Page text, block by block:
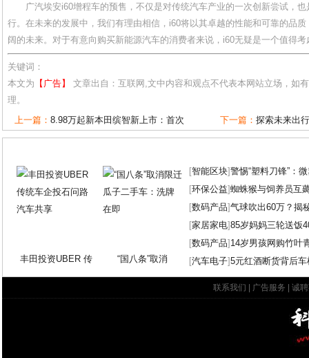
广汽埃安i60增程车的预售，不仅是对传统汽车产业的一次创新尝试，
行。在未来的发展中，我们有理由相信，i60将以其卓越的性能和可靠的品
阔的未来。对于有意向购买新能源汽车的消费者来说，i60无疑是一个值得考
关键词：
本文为 【广告】
文章出自：互联网,文中内容和观点不代表本网站立场，如
理。
上一篇： 8.98万起新本田缤智新上市：首次 下一篇： 探索未来出
丰田投资UBER 传 “国八条”取消
[智能区块]警惕“塑料刀锋”：
[环保公益]蜘蛛猴与饲养员互
[数码产品]气球吹出60万？揭
[家居家电]85岁妈妈三轮送饭
[数码产品] 14岁男孩网购竹叶
[汽车电子]5元红酒断货背后
联系我们 广告服务 诚